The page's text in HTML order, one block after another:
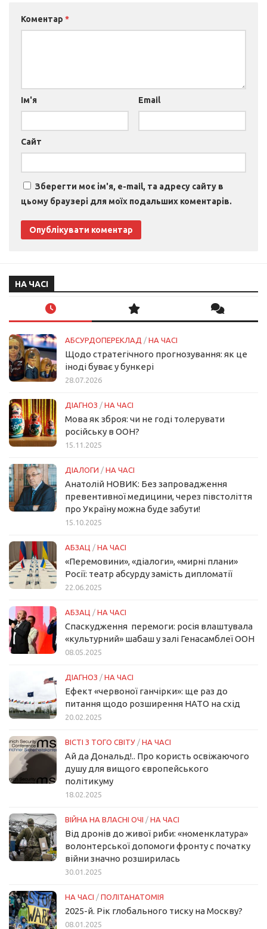
Коментар *
Ім'я Email
Сайт
Зберегти моє ім'я, e-mail, та адресу сайту в
цьому браузері для моїх подальших коментарів.
НА ЧАСІ
АБСУРДОПЕРЕКЛАД / НА ЧАСІ
Щодо стратегічного прогнозування: як це
іноді буває у бункері
28.07.2026
ДІАГНОЗ / НА ЧАСІ
Мова як зброя: чи не годі толерувати
російську в ООН?
15.11.2025
ДІАЛОГИ / НА ЧАСІ
Анатолій НОВИК: Без запровадження
превентивної медицини, через півстоліття
про Україну можна буде забути!
15.10.2025
АБЗАЦ / НА ЧАСІ
«Перемовини», «діалоги», «мирні плани»
Росії: театр абсурду замість дипломатії
22.06.2025
АБЗАЦ / НА ЧАСІ
Спаскудження перемоги: росія влаштувала
«культурний» шабаш у залі Генасамблеї ООН
08.05.2025
ДІАГНОЗ / НА ЧАСІ
Ефект «червоної ганчірки»: ще раз до
питання щодо розширення НАТО на схід
20.02.2025
ВІСТІ З ТОГО СВІТУ / НА ЧАСІ
Ай да Дональд!.. Про користь освіжаючого
душу для вищого європейського
політикуму
18.02.2025
ВІЙНА НА ВЛАСНІ ОЧІ / НА ЧАСІ
Від дронів до живої риби: «номенклатура»
волонтерської допомоги фронту с початку
війни значно розширилась
30.01.2025
НА ЧАСІ / ПОЛІТАНАТОМІЯ
2025-й. Рік глобального тиску на Москву?
08.01.2025